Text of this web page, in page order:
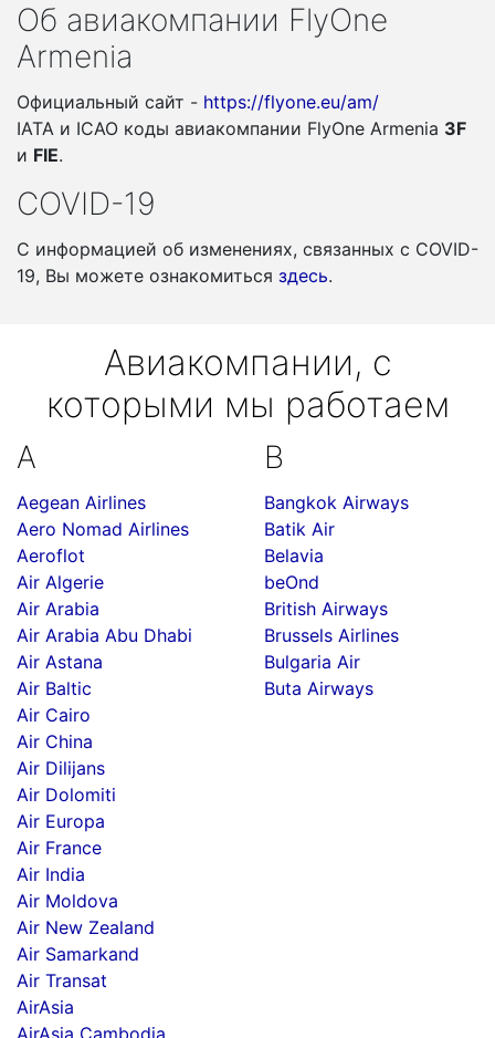
Об авиакомпании FlyOne
Armenia
Официальный сайт - https://flyone.eu/am/
IATA и ICAO коды авиакомпании FlyOne Armenia 3F
и FIE.
COVID-19
С информацией об изменениях, связанных c COVID-
19, Вы можете ознакомиться здесь.
Авиакомпании, с
которыми мы работаем
A
Aegean Airlines
Aero Nomad Airlines
Aeroflot
Air Algerie
Air Arabia
Air Arabia Abu Dhabi
Air Astana
Air Baltic
Air Cairo
Air China
Air Dilijans
Air Dolomiti
Air Europa
Air France
Air India
Air Moldova
Air New Zealand
Air Samarkand
Air Transat
AirAsia
AirAsia Cambodia
B
Bangkok Airways
Batik Air
Belavia
beOnd
British Airways
Brussels Airlines
Bulgaria Air
Buta Airways